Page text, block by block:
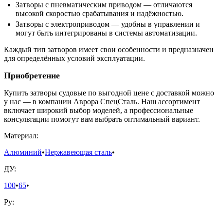
Затворы с пневматическим приводом — отличаются
высокой скоростью срабатывания и надёжностью.
Затворы с электроприводом — удобны в управлении и
могут быть интегрированы в системы автоматизации.
Каждый тип затворов имеет свои особенности и предназначен
для определённых условий эксплуатации.
Приобретение
Купить затворы судовые по выгодной цене с доставкой можно
у нас — в компании Аврора СпецСталь. Наш ассортимент
включает широкий выбор моделей, а профессиональные
консультации помогут вам выбрать оптимальный вариант.
Материал:
Алюминий•Нержавеющая сталь•
ДУ:
100•65•
Ру: